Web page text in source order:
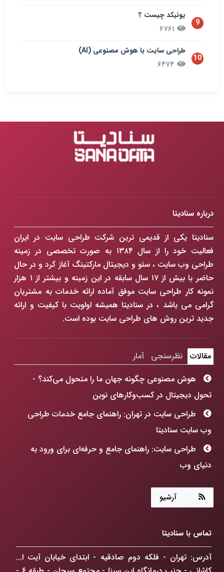
9
یونیکد چیست ؟
۶۷۶۱
10
طراحی سایت با هوش مصنوعی (AI)
۶۴۷۴
درباره سنادیتا
سنادیتا یکی از قدیمی ترین شرکت طراحی سایت در ایران
فعالیت خود را از سال ۱۳۸۴ به صورت تخصصی در زمینه
طراحی وب سایت ، سئو و دیجیتال مارکتینگ آغاز کرد و در حال
حاضر با بیش از ۱۷ سال سابقه در این زمینه و بیشتر از ۱ هزار
نمونه کار طراحی سایت موفق آماده ارائه خدمات به مشتریان
گرامی می باشد ، در سنادیتا همیشه اولویت با کیفیت و ارائه
جدید ترین روش های طراحی سایت بوده است.
مقالات نظرسنجی
آمار
هوش مصنوعی چگونه جهان ما را متحول می‌کند؟ -
تحول دیجیتال در کسب‌وکارهای نوین
طراحی سایت در تهران: راهنمای جامع خدمات طراحی
وب سایت سنادیتا
طراحی سایت: راهنمای جامع و حرفه‌ای برای ورود به
دنیای وب
طراحی سایت: فراتر از رنگ و فرم، ساخت پنجره‌ای به
کسب‌وکار شما را متحول می‌کند
آرشیو
تماس با سنادیتا
آدرس: تهران - فلکه دوم صادقیه - ابتدای خیابان آیت ا...